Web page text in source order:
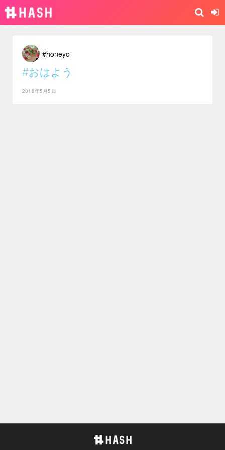
#honeyo
#おはよう
2018年5月5日